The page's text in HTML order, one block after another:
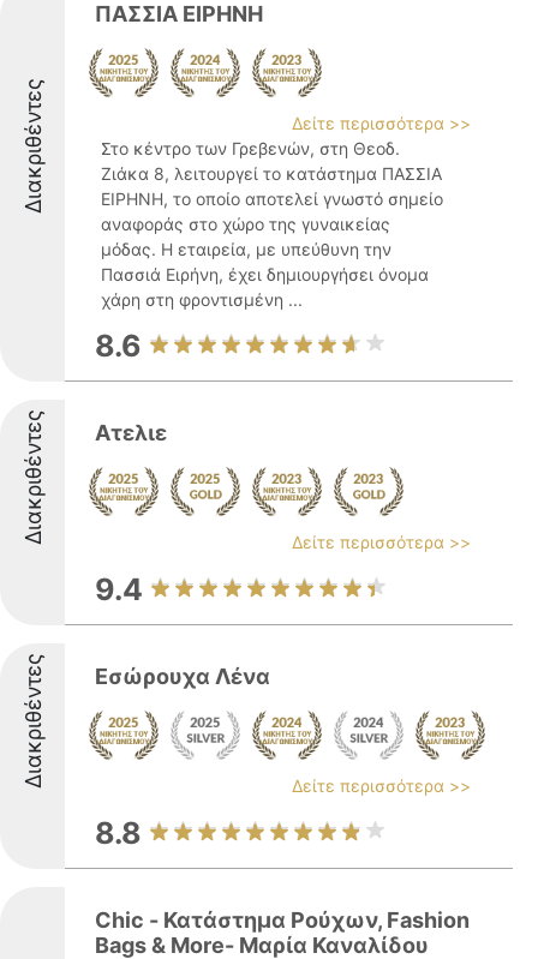
Διακριθέντες
ΠΑΣΣΙΑ ΕΙΡΗΝΗ
Δείτε περισσότερα >>
Στο κέντρο των Γρεβενών, στη Θεοδ.
Ζιάκα 8, λειτουργεί το κατάστημα ΠΑΣΣΙΑ
ΕΙΡΗΝΗ, το οποίο αποτελεί γνωστό σημείο
αναφοράς στο χώρο της γυναικείας
μόδας. Η εταιρεία, με υπεύθυνη την
Πασσιά Ειρήνη, έχει δημιουργήσει όνομα
χάρη στη φροντισμένη ...
8.6
Διακριθέντες Ατελιε
Δείτε περισσότερα >>
9.4
Διακριθέντες Εσώρουχα Λένα
Δείτε περισσότερα >>
8.8
Chic - Κατάστημα Ρούχων, Fashion
Bags & More- Μαρία Καναλίδου